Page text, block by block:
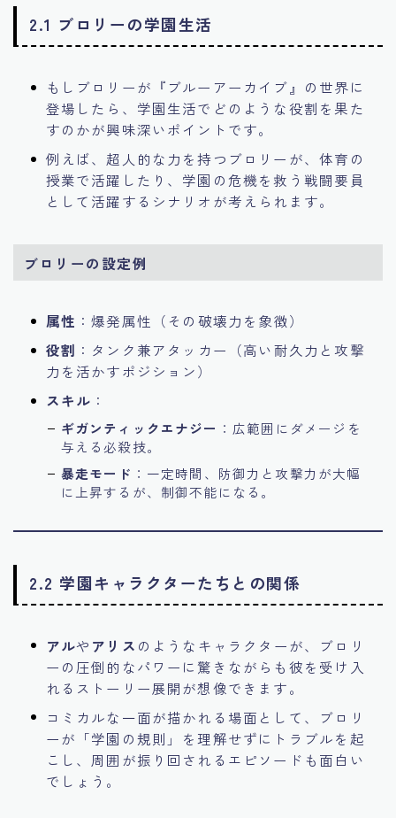
2.1 ブロリーの学園生活
もしブロリーが『ブルーアーカイブ』の世界に
登場したら、学園生活でどのような役割を果た
すのかが興味深いポイントです。
例えば、超人的な力を持つブロリーが、体育の
授業で活躍したり、学園の危機を救う戦闘要員
として活躍するシナリオが考えられます。
ブロリーの設定例
属性 ：爆発属性（その破壊力を象徴）
役割 ：タンク兼アタッカー（高い耐久力と攻撃
力を活かすポジション）
スキル ：
ギガンティックエナジー ：広範囲にダメージを
与える必殺技。
暴走モード ：一定時間、防御力と攻撃力が大幅
に上昇するが、制御不能になる。
2.2 学園キャラクターたちとの関係
アルや アリス のようなキャラクターが、ブロリ
ーの圧倒的なパワーに驚きながらも彼を受け入
れるストーリー展開が想像できます。
コミカルな一面が描かれる場面として、ブロリ
ーが「学園の規則」を理解せずにトラブルを起
こし、周囲が振り回されるエピソードも面白い
でしょう。